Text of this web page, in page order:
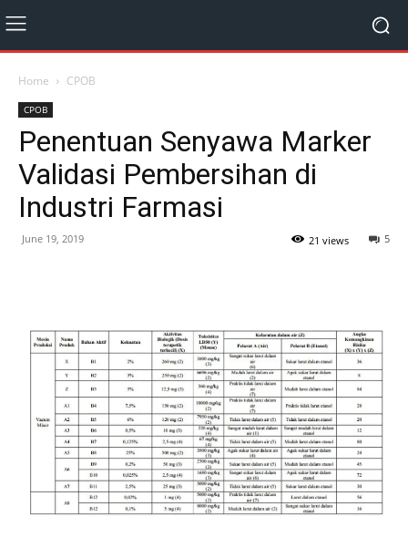
Home CPOB
CPOB
Penentuan Senyawa Marker
Validasi Pembersihan di
Industri Farmasi
June 19, 2019 5
21 views